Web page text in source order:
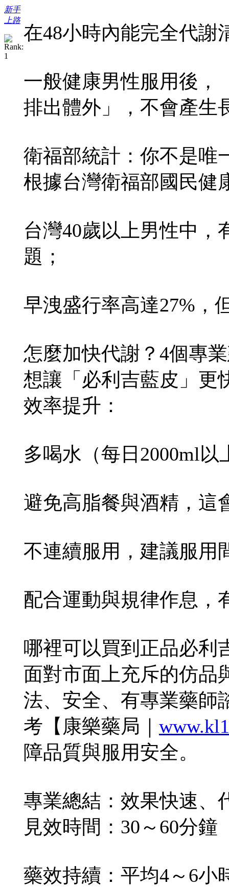
新手
上路
在48小時內能完全代謝
一般健康男性服用後，
排出體外」，不會產生
衛福部統計：你不是唯
根據台灣衛福部國民健
台灣40歲以上男性中，
題；
早洩盛行率高達27%，
怎麼加快代謝？4個專
想讓「必利吉藍皮」更
效率提升：
多喝水（每日2000ml
避免高脂餐與酒精，這
不連續服用，建議服用
配合運動與規律作息，
哪裡可以買到正品必利
面對市面上充斥的仿品
法、安全、有專業藥師
考【康樂藥局｜
障品質與服用安全。
專業總結：效果快速、
見效時間：30～60分鐘
藥效持續：平均4～6小